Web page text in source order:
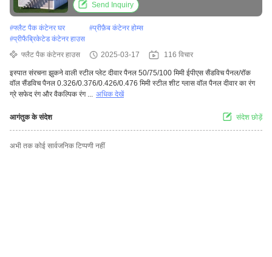
Send Inquiry
#फ्लैट पैक कंटेनर घर #प्रीफ़ैब कंटेनर होम्स
#प्रीफैब्रिकेटेड कंटेनर हाउस
फ्लैट पैक कंटेनर हाउस
2025-03-17 116 विचार
इस्पात संरचना झुकने वाली स्टील प्लेट दीवार पैनल 50/75/100 मिमी ईपीएस सैंडविच पैनल/रॉक
वॉल सैंडविच पैनल 0.326/0.376/0.426/0.476 मिमी स्टील शीट ग्लास वॉल पैनल दीवार का रंग
ग्रे सफेद रंग और वैकल्पिक रंग ... अधिक देखें
आगंतुक के संदेश संदेश छोड़ें
अभी तक कोई सार्वजनिक टिप्पणी नहीं